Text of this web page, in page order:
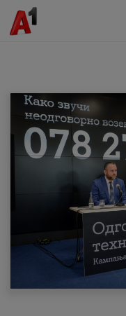
МК EN SQ
Поддршка
Надополни кредит